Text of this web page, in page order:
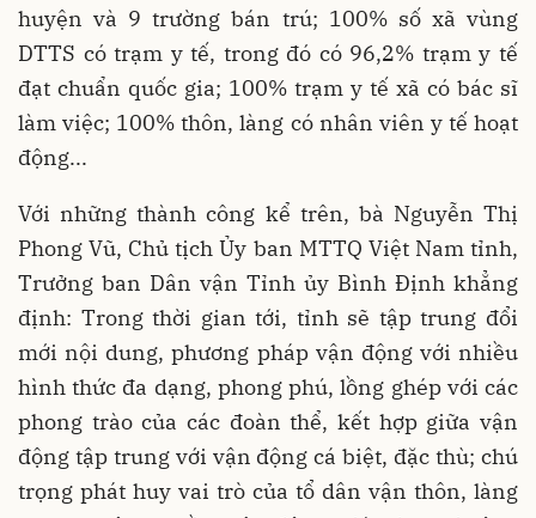
huyện và 9 trường bán trú; 100% số xã vùng
DTTS có trạm y tế, trong đó có 96,2% trạm y tế
đạt chuẩn quốc gia; 100% trạm y tế xã có bác sĩ
làm việc; 100% thôn, làng có nhân viên y tế hoạt
động...
Với những thành công kể trên, bà Nguyễn Thị
Phong Vũ, Chủ tịch Ủy ban MTTQ Việt Nam tỉnh,
Trưởng ban Dân vận Tỉnh ủy Bình Định khẳng
định: Trong thời gian tới, tỉnh sẽ tập trung đổi
mới nội dung, phương pháp vận động với nhiều
hình thức đa dạng, phong phú, lồng ghép với các
phong trào của các đoàn thể, kết hợp giữa vận
động tập trung với vận động cá biệt, đặc thù; chú
trọng phát huy vai trò của tổ dân vận thôn, làng